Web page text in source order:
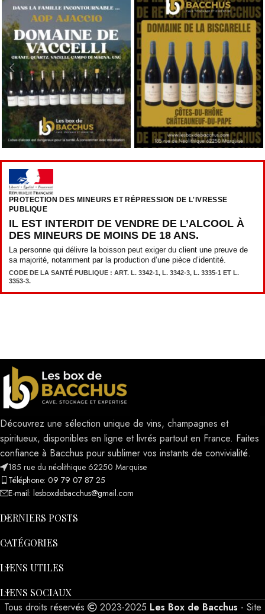
PROTECTION DES MINEURS ET RÉPRESSION DE L'IVRESSE
PUBLIQUE
IL EST INTERDIT DE VENDRE DE L’ALCOOL À
DES MINEURS DE MOINS DE 18 ANS.
La personne qui délivre la boisson peut exiger du client une preuve de
sa majorité, notamment par la production d’une pièce d’identité.
CODE DE LA SANTÉ PUBLIQUE : ART. L. 3342-1, L. 3342-3, L. 3335-1 ET L.
3353-3.
Découvrez une sélection unique de vins, champagnes et
spiritueux, disponibles en ligne et livrés partout en France. Faites
confiance à Bacchus pour sublimer vos instants de convivialité.
185 rue du néolithique 62250 Marquise
Téléphone: 09 79 07 87 25
E-mail: lesboxdebacchus@gmail.com
DERNIERS POSTS
CATÉGORIES
LIENS UTILES
LIENS SOCIAUX
Tous droits réservés 2023-2025 Les Box de Bacchus - Site